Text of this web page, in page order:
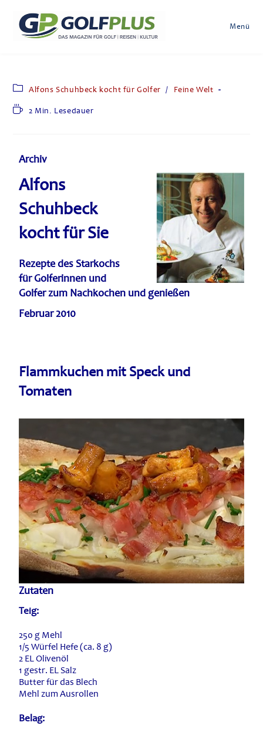
Menü
Alfons Schuhbeck kocht für Golfer / Feine Welt
2 Min. Lesedauer
Archiv
Alfons
Schuhbeck
kocht für Sie
Rezepte des Starkochs
für Golferinnen und
Golfer zum Nachkochen und genießen
Februar 2010
Flammkuchen mit Speck und
Tomaten
Zutaten
Teig:
250 g Mehl
1/5 Würfel Hefe (ca. 8 g)
2 EL Olivenöl
1 gestr. EL Salz
Butter für das Blech
Mehl zum Ausrollen
Belag: